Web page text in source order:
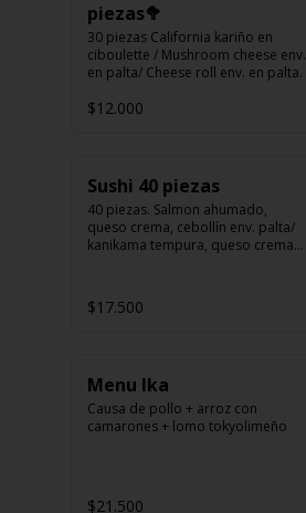
piezas🥦
30 piezas California kariño en
ciboulette / Mushroom cheese env.
en palta/ Cheese roll env. en palta.
$12.000
Sushi 40 piezas
40 piezas. Salmon ahumado,
queso crema, cebollín env. palta/
kanikama tempura, queso crema
queso crema, en panko.
$17.500
Menu Ika
Causa de pollo + arroz con
camarones + lomo tokyolimeño
$21.500